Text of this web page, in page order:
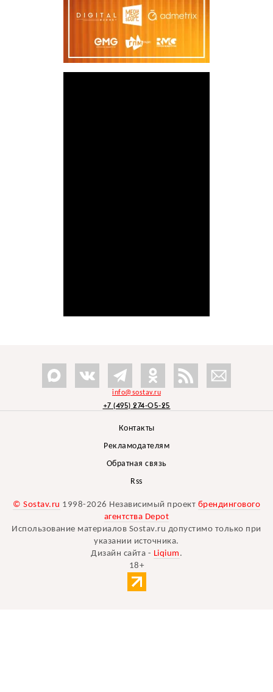
info@sostav.ru
+7 (495) 274-05-25
Контакты
Рекламодателям
Обратная связь
Rss
© Sostav.ru 1998-2026 Независимый проект брендингового
агентства Depot
Использование материалов Sostav.ru допустимо только при
указании источника.
Дизайн сайта - Liqium .
18+